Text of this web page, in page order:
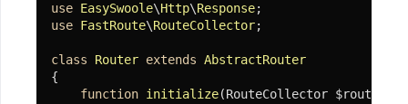
use EasySwoole\Http\Response
use FastRoute\RouteCollector;
class Router extends AbstractRouter
{
function initialize(RouteCollector